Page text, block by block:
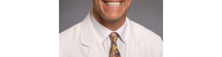
Présence mondiale